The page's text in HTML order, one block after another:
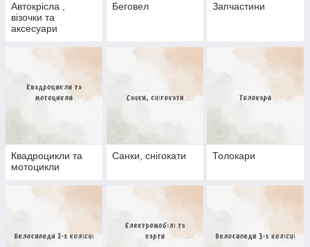
Автокрісла ,
візочки та
аксесуари
Беговел Запчастини
Квадроцикли та
мотоцикли
Санки, снігокати Толокари